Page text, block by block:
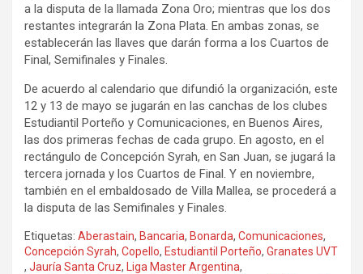
a la disputa de la llamada Zona Oro; mientras que los dos
restantes integrarán la Zona Plata. En ambas zonas, se
establecerán las llaves que darán forma a los Cuartos de
Final, Semifinales y Finales.
De acuerdo al calendario que difundió la organización, este
12 y 13 de mayo se jugarán en las canchas de los clubes
Estudiantil Porteño y Comunicaciones, en Buenos Aires,
las dos primeras fechas de cada grupo. En agosto, en el
rectángulo de Concepción Syrah, en San Juan, se jugará la
tercera jornada y los Cuartos de Final. Y en noviembre,
también en el embaldosado de Villa Mallea, se procederá a
la disputa de las Semifinales y Finales.
Etiquetas: Aberastain, Bancaria, Bonarda, Comunicaciones,
Concepción Syrah, Copello, Estudiantil Porteño, Granates UVT
, Jauría Santa Cruz, Liga Master Argentina,